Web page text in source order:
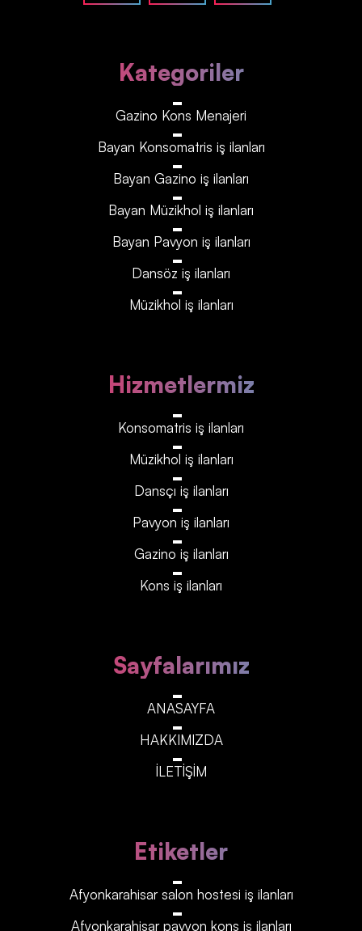
Kategoriler
Gazino Kons Menajeri
Bayan Konsomatris iş ilanları
Bayan Gazino iş ilanları
Bayan Müzikhol iş ilanları
Bayan Pavyon iş ilanları
Dansöz iş ilanları
Müzikhol iş ilanları
Hizmetlermiz
Konsomatris iş ilanları
Müzikhol iş ilanları
Dansçı iş ilanları
Pavyon iş ilanları
Gazino iş ilanları
Kons iş ilanları
Sayfalarımız
ANASAYFA
HAKKIMIZDA
İLETİŞİM
Etiketler
Afyonkarahisar‎‎‎‎ salon hostesi iş ilanları
Afyonkarahisar‎‎‎‎ pavyon kons iş ilanları